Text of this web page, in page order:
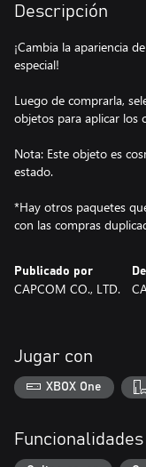
Descripción
¡Cambia la apariencia
especial!
Luego de comprarla,
objetos para aplicar los
Nota: Este objeto es
estado.
*Hay otros paquetes
con las compras
Publicado por
CAPCOM CO., LTD.
Jugar con
XBOX One
Funcionalidades